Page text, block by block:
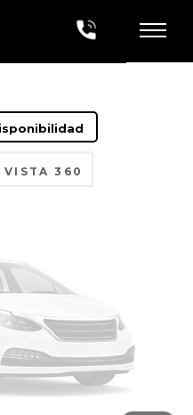
VISTA 360
No
luego